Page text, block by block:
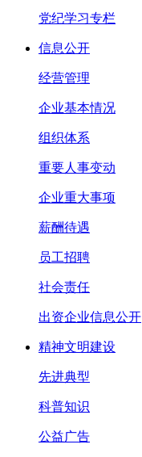
党纪学习专栏
信息公开
经营管理
企业基本情况
组织体系
重要人事变动
企业重大事项
薪酬待遇
员工招聘
社会责任
出资企业信息公开
精神文明建设
先进典型
科普知识
公益广告